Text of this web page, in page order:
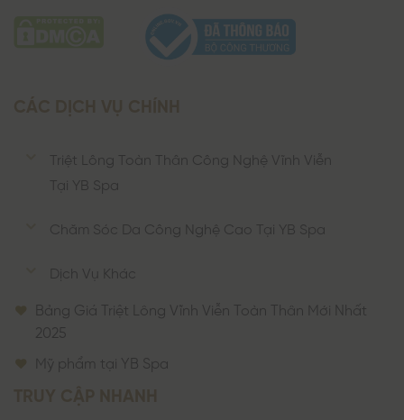
Triệt Lông Toàn Thân Công Nghệ Vĩnh Viễn
Tại YB Spa
Chăm Sóc Da Công Nghệ Cao Tại YB Spa
Dịch Vụ Khác
Bảng Giá Triệt Lông Vĩnh Viễn Toàn Thân Mới Nhất
2025
Mỹ phẩm tại YB Spa